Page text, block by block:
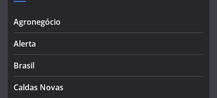
Agronegócio
Alerta
Brasil
Caldas Novas